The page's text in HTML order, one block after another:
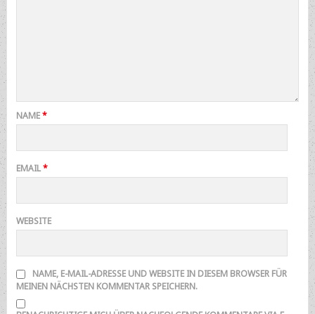
NAME*
EMAIL*
WEBSITE
NAME, E-MAIL-ADRESSE UND WEBSITE IN DIESEM BROWSER FÜR
MEINEN NÄCHSTEN KOMMENTAR SPEICHERN.